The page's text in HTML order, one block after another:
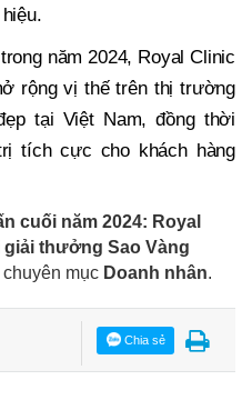
năm 2024, Royal Clinic
rộng vị thế trên thị trường
tại Việt Nam, đồng thời
tích cực cho khách hàng
cuối năm 2024: Royal
thưởng Sao Vàng
chuyên mục Doanh nhân.
Chia sẻ